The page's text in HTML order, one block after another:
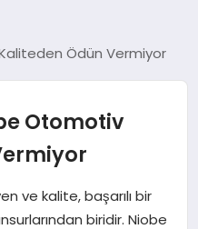
Ödün Vermiyor
Otomotiv
ve kalite, başarılı bir
biridir. Niobe